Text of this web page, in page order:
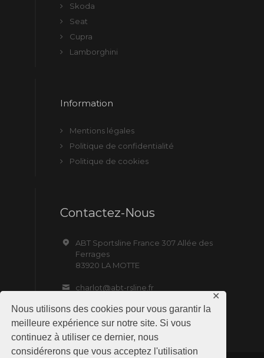
Nous utilisons des cookies pour vous garantir la
meilleure expérience sur notre site. Si vous
continuez à utiliser ce dernier, nous
considérerons que vous acceptez l'utilisation
✕
Skoda
Seat
Cupra
Lamborghini
Information
Mentions légales
Politique de confidentialité
Politique de cookies
Contactez-Nous
ABT Sportsline France 307 Allée des
Ferrages
83920 LA MOTTE
charlot@abt-rsline.fr